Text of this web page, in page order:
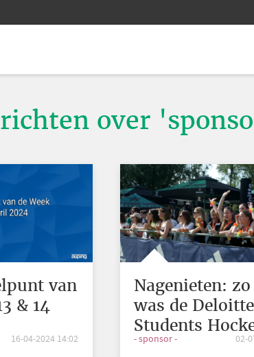
over
van
& 14
16-04-2024 14:02
Nagenieten:
was de Deloitte
Students
Trophy 2023
- sponsor - 02-